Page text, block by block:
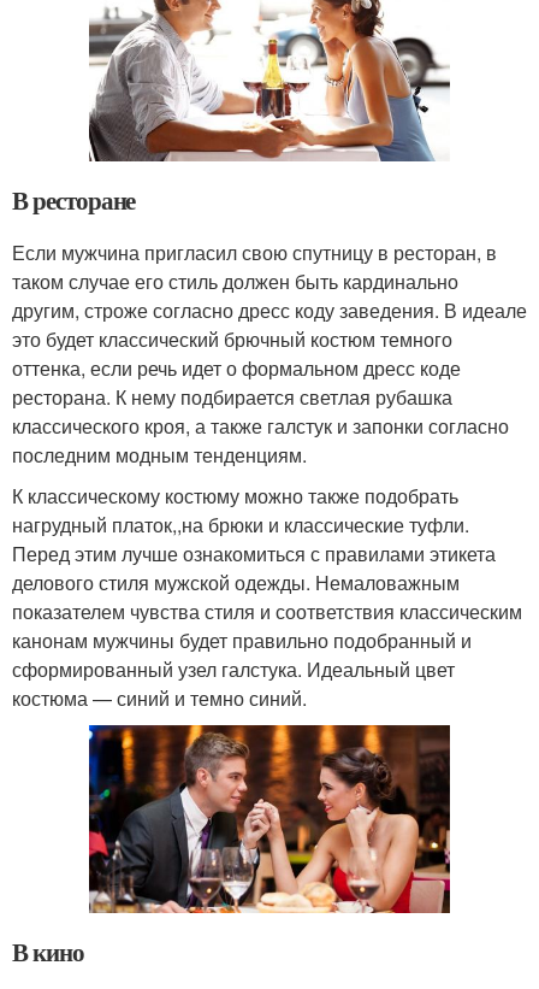
В ресторане
Если мужчина пригласил свою спутницу в ресторан, в
таком случае его стиль должен быть кардинально
другим, строже согласно дресс коду заведения. В идеале
это будет классический брючный костюм темного
оттенка, если речь идет о формальном дресс коде
ресторана. К нему подбирается светлая рубашка
классического кроя, а также галстук и запонки согласно
последним модным тенденциям.
К классическому костюму можно также подобрать
нагрудный платок,,на брюки и классические туфли.
Перед этим лучше ознакомиться с правилами этикета
делового стиля мужской одежды. Немаловажным
показателем чувства стиля и соответствия классическим
канонам мужчины будет правильно подобранный и
сформированный узел галстука. Идеальный цвет
костюма — синий и темно синий.
В кино